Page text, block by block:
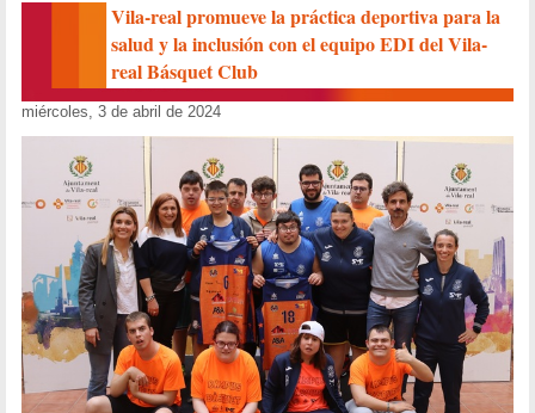
Vila-real promueve la práctica deportiva para la
salud y la inclusión con el equipo EDI del Vila-
real Básquet Club
miércoles, 3 de abril de 2024